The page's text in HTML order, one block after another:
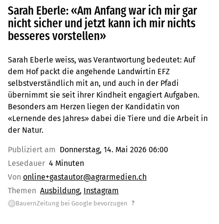
Sarah Eberle: «Am Anfang war ich mir gar
nicht sicher und jetzt kann ich mir nichts
besseres vorstellen»
Sarah Eberle weiss, was Verantwortung bedeutet: Auf
dem Hof packt die angehende Landwirtin EFZ
selbstverständlich mit an, und auch in der Pfadi
übernimmt sie seit ihrer Kindheit engagiert Aufgaben.
Besonders am Herzen liegen der Kandidatin von
«Lernende des Jahres» dabei die Tiere und die Arbeit in
der Natur.
Publiziert am Donnerstag, 14. Mai 2026 06:00
Lesedauer 4 Minuten
Von online+gastautor@agrarmedien.ch
Themen Ausbildung Instagram
G BauernZeitung bei Google bevorzugen ?